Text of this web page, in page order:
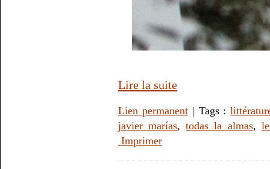
Lire la suite
Lien permanent| Tags :
javier marías,todas la almas,
Imprimer